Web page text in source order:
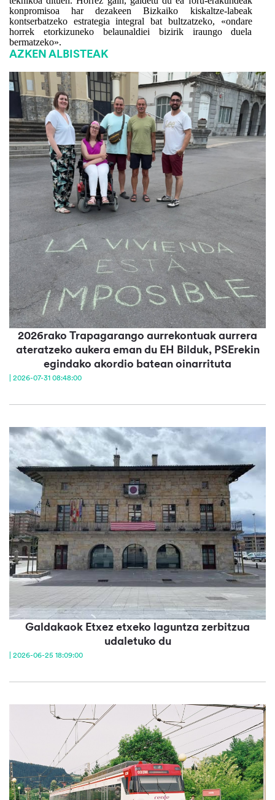
konpromisoa har dezakeen Bizkaiko kiskaltze-labeak
kontserbatzeko estrategia integral bat bultzatzeko, «ondare
horrek etorkizuneko belaunaldiei bizirik iraungo duela
bermatzeko».
AZKEN ALBISTEAK
2026rako Trapagarango aurrekontuak aurrera
ateratzeko aukera eman du EH Bilduk, PSErekin
egindako akordio batean oinarrituta
| 2026-07-31 08:48:00
Galdakaok Etxez etxeko laguntza zerbitzua
udaletuko du
| 2026-06-25 18:09:00